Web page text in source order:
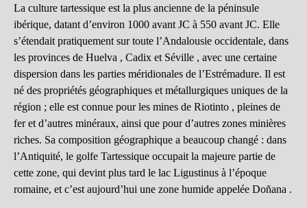
La culture tartessique est la plus ancienne de la péninsule
ibérique, datant d’environ 1000 avant JC à 550 avant JC. Elle
s’étendait pratiquement sur toute l’Andalousie occidentale, dans
les provinces de Huelva , Cadix et Séville , avec une certaine
dispersion dans les parties méridionales de l’Estrémadure. Il est
né des propriétés géographiques et métallurgiques uniques de la
région ; elle est connue pour les mines de Riotinto , pleines de
fer et d’autres minéraux, ainsi que pour d’autres zones minières
riches. Sa composition géographique a beaucoup changé : dans
l’Antiquité, le golfe Tartessique occupait la majeure partie de
cette zone, qui devint plus tard le lac Ligustinus à l’époque
romaine, et c’est aujourd’hui une zone humide appelée Doñana .